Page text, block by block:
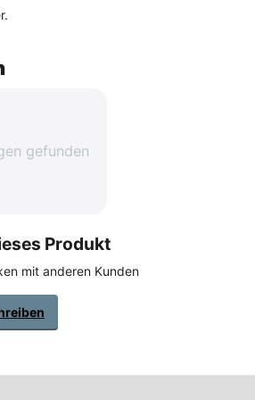
gefunden
Produkt
mit anderen Kunden